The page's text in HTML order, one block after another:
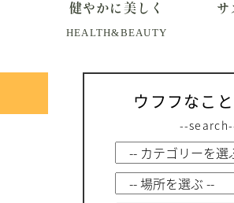
健やかに美しく
HEALTH&BEAUTY
サ
ウフフなこ
--